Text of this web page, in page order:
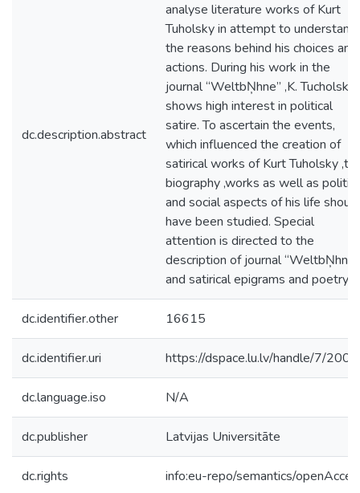
dc.description.abstract
analyse literature works of Kurt
Tuholsky in attempt to understand
the reasons behind his choices and
actions. During his work in the
journal “WeltbŅhne” ,K. Tucholsky
shows high interest in political
satire. To ascertain the events,
which influenced the creation of
satirical works of Kurt Tuholsky
biography ,works as well as
and social aspects of his life should
have been studied. Special
attention is directed to the
description of journal “WeltbŅhne”
and satirical epigrams and poetry.
dc.identifier.other 16615
dc.identifier.uri https://dspace.lu.lv/handle/7/
dc.language.iso N/A
dc.publisher Latvijas Universitāte
dc.rights info:eu-repo/semantics/